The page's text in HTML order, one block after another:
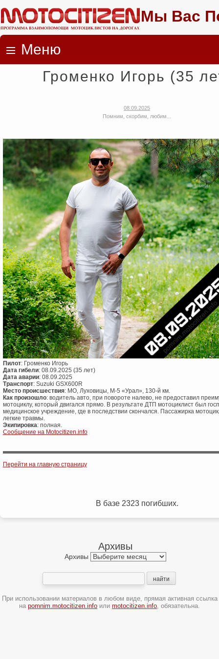
Мы Вас
Меню
Громенко Игорь (35
08.09.2025
Помним, скорбим, любим...
Пилот: Громенко Игорь
Дата гибели: 08.09.2025 (35 лет)
Дата аварии: 08.09.2025
Транспорт: Suzuki GSX600R
Место происшествия: МО, Луховицы, М-5 «Урал», 130-й км.
Как произошло: водитель авто, при повороте налево, не предоставил
мотоциклу, который двигался прямо. В результате ДТП мотоциклист был
медицинское учреждение, где в последствии скончался. Пассажирка
легкие травмы.
Экипировка: полная.
Сообщение на Motocitizen.info
Post navigation
Перейти на главную страницу
В базе 2323 погибших.
Архивы
Архивы
При использовании материалов в любом виде, прямая активная ссылка
на pomnim.motocitizen.info или motocitizen.info , обязательна.